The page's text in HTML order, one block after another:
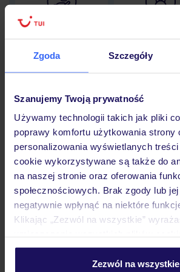
Zgoda Szczegóły
Szanujemy Twoją prywatność
Używamy technologii takich jak pliki
poprawy komfortu użytkowania strony
personalizowania wyświetlanych
cookie wykorzystywane są także do
na naszej stronie oraz oferowania
społecznościowych. Brak zgody lub
negatywnie wpłynąć na niektóre
Klikając „Zezwól na wszystkie”
personalizować swój wybór wchodząc
Zezwól na wszystkie
Lider niskich cen
Hotel
Pokoje
Wyżywienie
Atrakcje